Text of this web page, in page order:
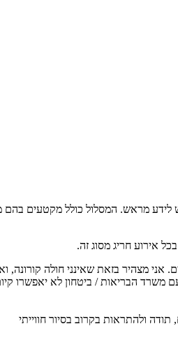
יש לידע מראש. המסלול כולל
אירוע חריג מסוג זה.
משרד הבריאות על כן כל משתתף מחויב להגיע עם מסכה אישית, לשמור מרחק כנדרש, בקבוצה יהיו לכל היותר 20
משרד הבריאות / ביטחון לא יאפשרו
ולהתראות בקרוב בסיור חווייתי